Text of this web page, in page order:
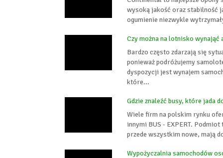
wysoką jakość oraz stabilność
ogumienie niezwykle
Czy można na lotnisko wynająć
Bardzo często zdarzają się
ponieważ podróżujemy
dyspozycji jest wynajem
które...
Gdzie znaleźć busy, które jada
Wiele firm na polskim rynku
innymi BUS - EXPERT.
przede wszystkim nowe, mają
Wypożyczalnia samochodów